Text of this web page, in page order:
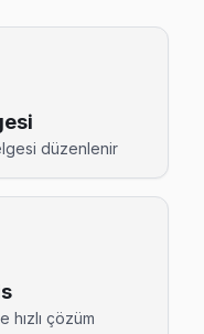
arızaları için aynı gün
kullanıcılarına not:
çizgi, donma ya da
→
düzenlenir
hızlı çözüm